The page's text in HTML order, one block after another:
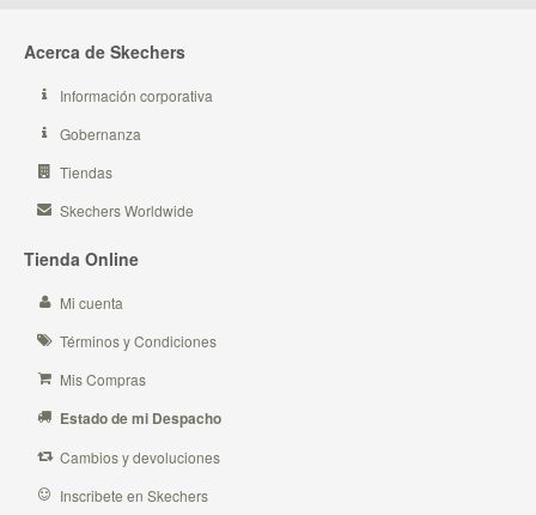
Acerca de Skechers
Información corporativa
Gobernanza
Tiendas
Skechers Worldwide
Tienda Online
Mi cuenta
Términos y Condiciones
Mis Compras
Estado de mi Despacho
Cambios y devoluciones
Inscribete en Skechers